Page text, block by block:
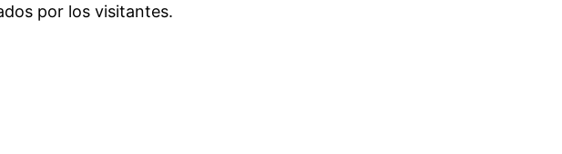
por los visitantes.